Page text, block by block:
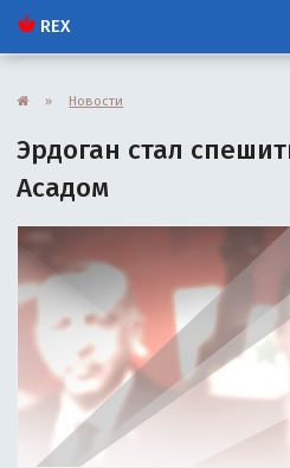
REX
» Новости
Эрдоган стал
Асадом